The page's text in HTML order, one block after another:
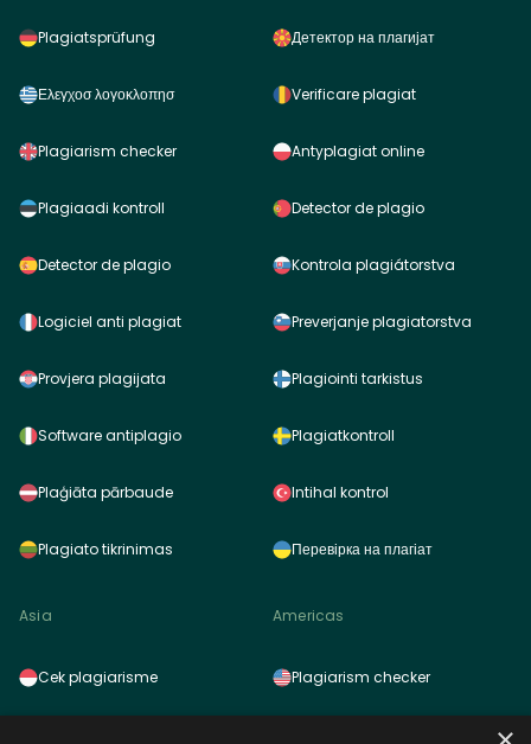
Plagiatsprüfung
Ελεγχοσ λογοκλοπησ
Plagiarism checker
Plagiaadi kontroll
Detector de plagio
Logiciel anti plagiat
Provjera plagijata
Software antiplagio
Plaģiāta pārbaude
Plagiato tikrinimas
Детектор на плагијат
Verificare plagiat
Antyplagiat online
Detector de plagio
Kontrola plagiátorstva
Preverjanje plagiatorstva
Plagiointi tarkistus
Plagiatkontroll
Intihal kontrol
Перевірка на плагіат
Asia
Cek plagiarisme
Americas
Plagiarism checker